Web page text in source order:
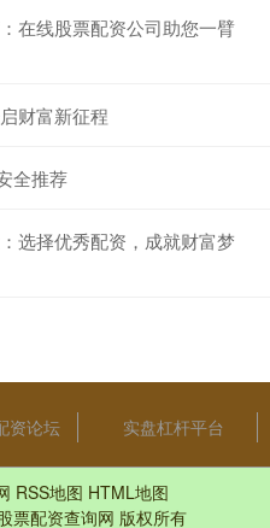
在线股票配资公司助您一臂
财富新征程
全推荐
选择优秀配资，成就财富梦
资论坛 实盘杠杆平台
RSS地图 HTML地图
票配资查询网 版权所有